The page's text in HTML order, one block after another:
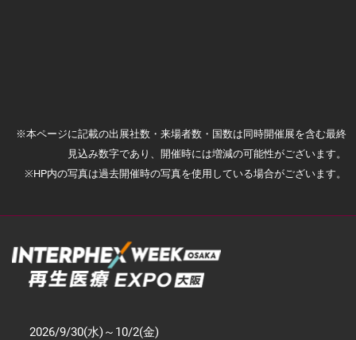
※本ページに記載の出展社数・来場者数・国数は同時開催展を含む最終
見込み数字であり、開催時には増減の可能性がございます。
※HP内の写真は過去開催時の写真を使用している場合がございます。
2026/9/30(水)～10/2(金)